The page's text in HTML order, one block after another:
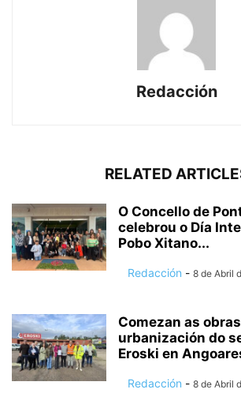
Redacción
RELATED
O Concello de
celebrou o Día
Pobo Xitano...
Redacción - 8 de Abril
Comezan as
urbanización do
Eroski en
Redacción - 8 de Abril